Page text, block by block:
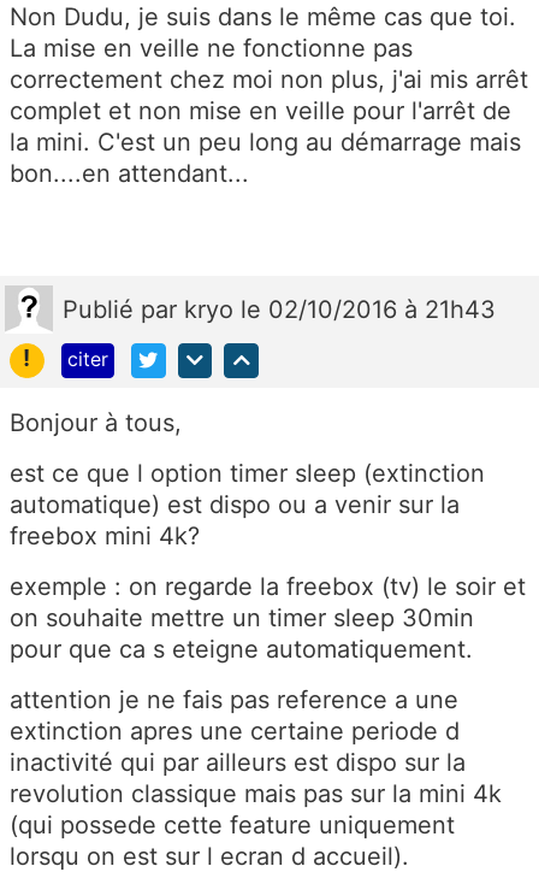
Non Dudu, je suis dans le même cas que toi.
La mise en veille ne fonctionne pas
correctement chez moi non plus, j'ai mis arrêt
complet et non mise en veille pour l'arrêt de
la mini. C'est un peu long au démarrage mais
bon....en attendant...
Publié par kryo le 02/10/2016 à 21h43
!
citer
Bonjour à tous,
est ce que l option timer sleep (extinction
automatique) est dispo ou a venir sur la
freebox mini 4k?
exemple : on regarde la freebox (tv) le soir et
on souhaite mettre un timer sleep 30min
pour que ca s eteigne automatiquement.
attention je ne fais pas reference a une
extinction apres une certaine periode d
inactivité qui par ailleurs est dispo sur la
revolution classique mais pas sur la mini 4k
(qui possede cette feature uniquement
lorsqu on est sur l ecran d accueil).